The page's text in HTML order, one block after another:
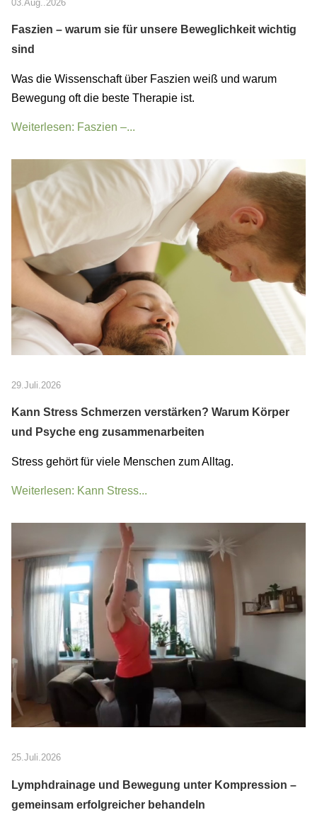
03.Aug..2026
Faszien – warum sie für unsere Beweglichkeit wichtig
sind
Was die Wissenschaft über Faszien weiß und warum
Bewegung oft die beste Therapie ist.
Weiterlesen: Faszien –...
29.Juli.2026
Kann Stress Schmerzen verstärken? Warum Körper
und Psyche eng zusammenarbeiten
Stress gehört für viele Menschen zum Alltag.
Weiterlesen: Kann Stress...
25.Juli.2026
Lymphdrainage und Bewegung unter Kompression –
gemeinsam erfolgreicher behandeln